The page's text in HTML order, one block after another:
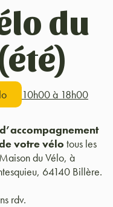
du
10h00 à 18h00
votre vélo tous les
du Vélo, à
64140 Billère.
rdv.